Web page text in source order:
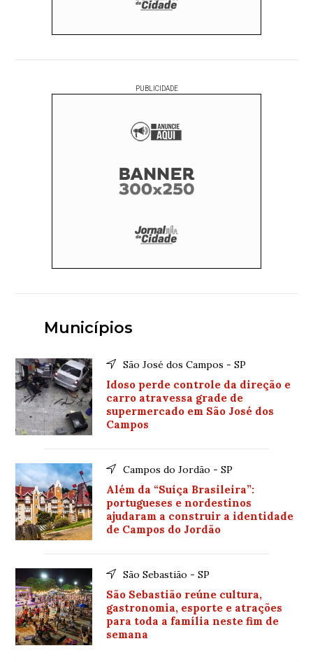
PUBLICIDADE
Municípios
São José dos Campos - SP
Idoso perde controle da direção e
carro atravessa grade de
supermercado em São José dos
Campos
Campos do Jordão - SP
Além da “Suíça Brasileira”:
portugueses e nordestinos
ajudaram a construir a identidade
de Campos do Jordão
São Sebastião - SP
São Sebastião reúne cultura,
gastronomia, esporte e atrações
para toda a família neste fim de
semana